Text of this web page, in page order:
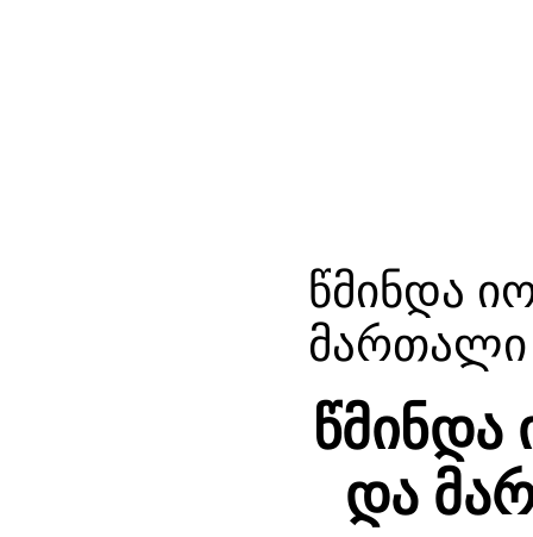
წმინდა
მართალი
წმინდა
და